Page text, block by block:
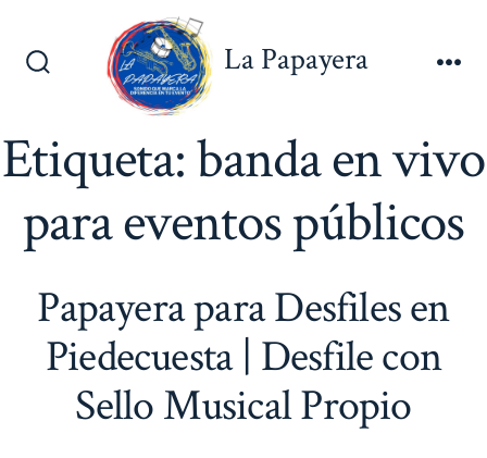
Alternar
La Papayera
Etiqueta:banda en vivo
para eventos públicos
Papayera para Desfiles en
Piedecuesta | Desfile con
Sello Musical Propio